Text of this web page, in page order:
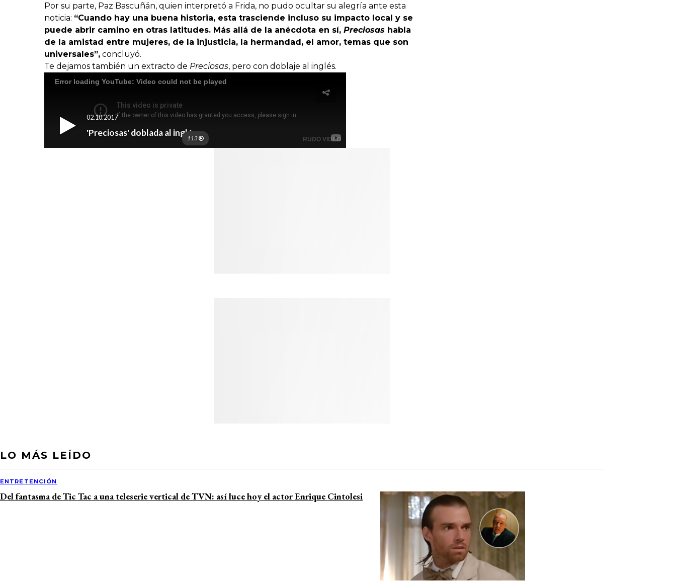
Por su parte, Paz Bascuñán, quien interpretó a Frida, no pudo ocultar su alegría ante esta
noticia: “Cuando hay una buena historia, esta trasciende incluso su impacto local y se
puede abrir camino en otras latitudes. Más allá de la anécdota en sí, Preciosas habla
de la amistad entre mujeres, de la injusticia, la hermandad, el amor, temas que son
universales”, concluyó.
Te dejamos también un extracto de Preciosas, pero con doblaje al inglés.
LO MÁS LEÍDO
ENTRETENCIÓN
Del fantasma de Tic Tac a una teleserie vertical de TVN: así luce hoy el actor Enrique Cintolesi